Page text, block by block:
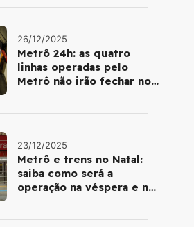
26/12/2025
Metrô 24h: as quatro
linhas operadas pelo
Metrô não irão fechar no
23/12/2025
Metrô e trens no Natal:
saiba como será a
operação na véspera e no